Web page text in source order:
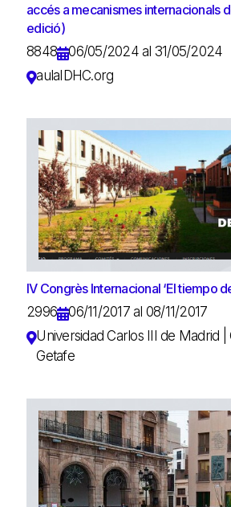
accés a mecanismes internacionals
edició)
8848
06/05/2024 al 31/05/2024
aulaIDHC.org
IV Congrès Internacional ‘El tiempo
2996
06/11/2017 al 08/11/2017
Universidad Carlos III de Madrid |
Getafe